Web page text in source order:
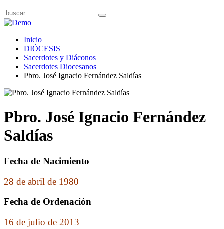
Inicio
DIÓCESIS
Sacerdotes y Diáconos
Sacerdotes Diocesanos
Pbro. José Ignacio Fernández Saldías
Pbro. José Ignacio Fernández
Saldías
Fecha de Nacimiento
28 de abril de 1980
Fecha de Ordenación
16 de julio de 2013